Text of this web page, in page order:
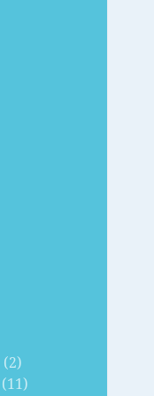
(2)
(11)